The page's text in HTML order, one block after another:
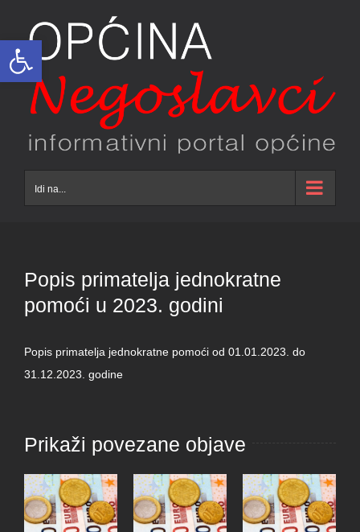
Open toolbar
content
Idi na...
Popis primatelja jednokratne
pomoći u 2023. godini
Popis primatelja jednokratne pomoći od 01.01.2023. do
31.12.2023. godine
Prikaži povezane objave